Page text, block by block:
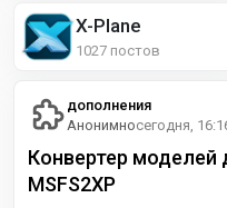
X-Plane
1027 постов
дополнения
Анонимносегодня,
Конвертер моделей
MSFS2XP